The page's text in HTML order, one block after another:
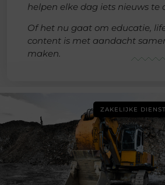
helpen elke dag iets nieuws te
Of het nu gaat om educatie,
content is met aandacht
maken.
ZAKELIJKE